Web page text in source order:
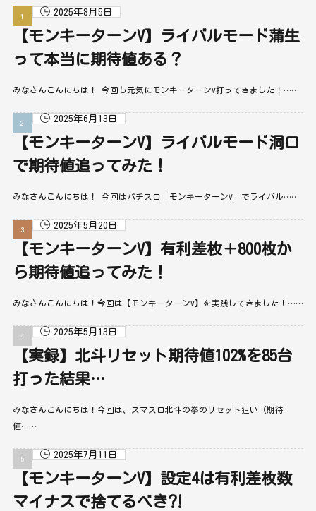
2025年8月5日
【モンキーターンV】ライバルモード蒲生
って本当に期待値ある？
みなさんこんにちは！ 今回も元気にモンキーターンV打ってきました！……
2025年6月13日
【モンキーターンV】ライバルモード洞口
で期待値追ってみた！
みなさんこんにちは！ 今回はパチスロ「モンキーターンV」でライバル……
2025年5月20日
【モンキーターンV】有利差枚＋800枚か
ら期待値追ってみた！
みなさんこんにちは！今回は【モンキーターンV】を実践してきました！……
2025年5月13日
【実録】北斗リセット期待値102%を85台
打った結果…
みなさんこんにちは！今回は、スマスロ北斗の拳のリセット狙い（期待
値……
2025年7月11日
【モンキーターンV】設定4は有利差枚数
マイナスで捨てるべき⁈